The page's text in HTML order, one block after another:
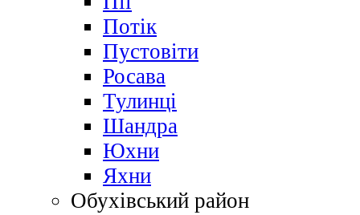
Потік
Пустовіти
Росава
Тулинці
Шандра
Юхни
Яхни
Обухівський район